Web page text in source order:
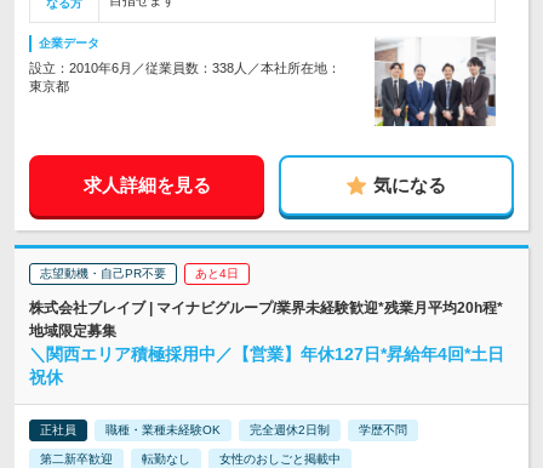
なる方
企業データ
設立：2010年6月／従業員数：338人／本社所在地：
東京都
求人詳細を見る 気になる
志望動機・自己PR不要 あと4日
株式会社ブレイブ | マイナビグループ/業界未経験歓迎*残業月平均20h程*
地域限定募集
＼関西エリア積極採用中／【営業】年休127日*昇給年4回*土日
祝休
正社員 職種・業種未経験OK 完全週休2日制 学歴不問
第二新卒歓迎 転勤なし 女性のおしごと掲載中